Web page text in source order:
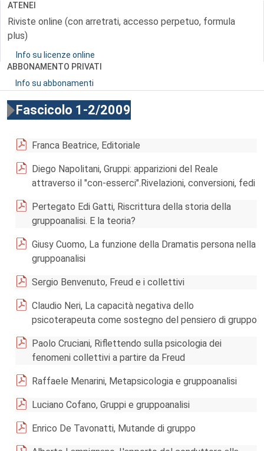
ATENEI
Riviste online (con arretrati, accesso perpetuo, formula
plus)
Info su licenze online
ABBONAMENTO PRIVATI
Info su abbonamenti
Fascicolo 1-2/2009
Franca Beatrice, Editoriale
Diego Napolitani, Gruppi: apparizioni del Reale
attraverso il "con-esserci".Rivelazioni, conversioni, fedi
Pertegato Edi Gatti, Riscrittura della storia della
gruppoanalisi. E la teoria?
Giusy Cuomo, La funzione della Dramatis persona nella
gruppoanalisi
Sergio Benvenuto, Freud e i collettivi
Claudio Neri, La capacità negativa dello
psicoterapeuta come sostegno del pensiero di gruppo
Paolo Cruciani, Riflettendo sulla psicologia dei
fenomeni collettivi a partire da Freud
Raffaele Menarini, Metapsicologia e gruppoanalisi
Luciano Cofano, Gruppi e gruppoanalisi
Enrico De Tavonatti, Mutande di gruppo